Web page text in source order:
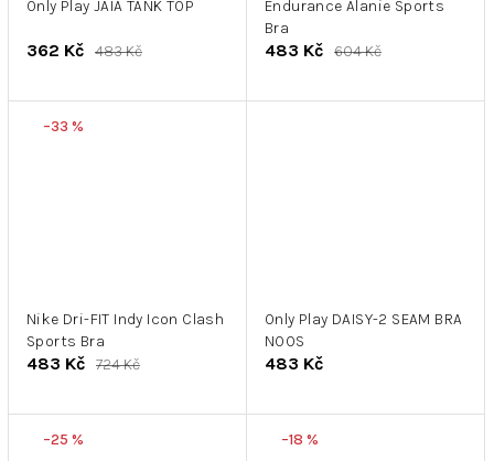
Only Play JAIA TANK TOP
362 Kč 483 Kč
Endurance Alanie Sports
Bra
483 Kč 604 Kč
–33 %
Nike Dri-FIT Indy Icon Clash
Sports Bra
483 Kč 724 Kč
Only Play DAISY-2 SEAM BRA
NOOS
483 Kč
–25 % –18 %